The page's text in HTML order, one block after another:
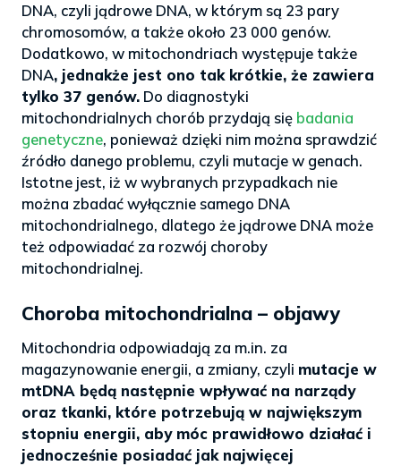
DNA, czyli jądrowe DNA, w którym są 23 pary
chromosomów, a także około 23 000 genów.
Dodatkowo, w mitochondriach występuje także
DNA, jednakże jest ono tak krótkie, że zawiera
tylko 37 genów. Do diagnostyki
mitochondrialnych chorób przydają się badania
genetyczne, ponieważ dzięki nim można sprawdzić
źródło danego problemu, czyli mutacje w genach.
Istotne jest, iż w wybranych przypadkach nie
można zbadać wyłącznie samego DNA
mitochondrialnego, dlatego że jądrowe DNA może
też odpowiadać za rozwój choroby
mitochondrialnej.
Choroba mitochondrialna – objawy
Mitochondria odpowiadają za m.in. za
magazynowanie energii, a zmiany, czyli mutacje w
mtDNA będą następnie wpływać na narządy
oraz tkanki, które potrzebują w największym
stopniu energii, aby móc prawidłowo działać i
jednocześnie posiadać jak najwięcej